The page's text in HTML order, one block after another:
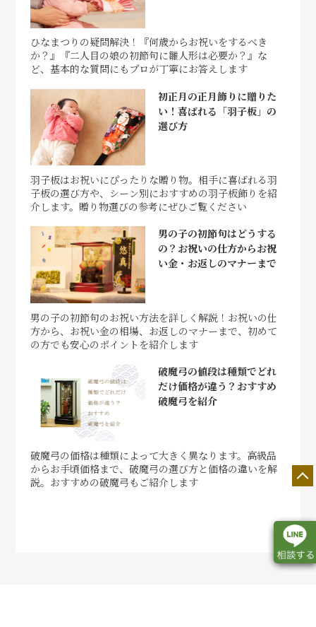
ひなまつりの疑問解決！『何歳からお祝いをするべき
か？』『二人目の娘の初節句に雛人形は必要か？』な
ど、基本的な質問にもプロが丁寧にお答えします
初正月の正月飾りに贈りた
い！喜ばれる「羽子板」の
選び方
羽子板はお祝いにぴったりな贈り物。相手に喜ばれる羽
子板の選び方や、シーン別におすすめの羽子板飾りを紹
介します。贈り物選びの参考にぜひご覧ください
男の子の初節句はどうする
の？お祝いの仕方からお祝
い金・お返しのマナーまで
男の子の初節句のお祝い方法を詳しく解説！お祝いの仕
方から、お祝い金の相場、お返しのマナーまで、初めて
の方でも安心のポイントを紹介します
破魔弓の値段は種類でどれ
だけ価格が違う？おすすめ
破魔弓を紹介
破魔弓の価格は種類によって大きく異なります。高級品
からお手頃価格まで、破魔弓の選び方と価格の違いを解
説。おすすめの破魔弓もご紹介します